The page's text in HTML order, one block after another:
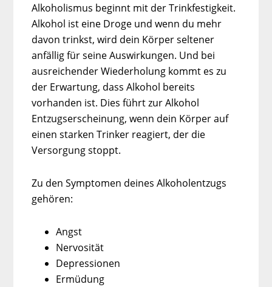
Alkoholismus beginnt mit der Trinkfestigkeit.
Alkohol ist eine Droge und wenn du mehr
davon trinkst, wird dein Körper seltener
anfällig für seine Auswirkungen. Und bei
ausreichender Wiederholung kommt es zu
der Erwartung, dass Alkohol bereits
vorhanden ist. Dies führt zur Alkohol
Entzugserscheinung, wenn dein Körper auf
einen starken Trinker reagiert, der die
Versorgung stoppt.
Zu den Symptomen deines Alkoholentzugs
gehören:
Angst
Nervosität
Depressionen
Ermüdung